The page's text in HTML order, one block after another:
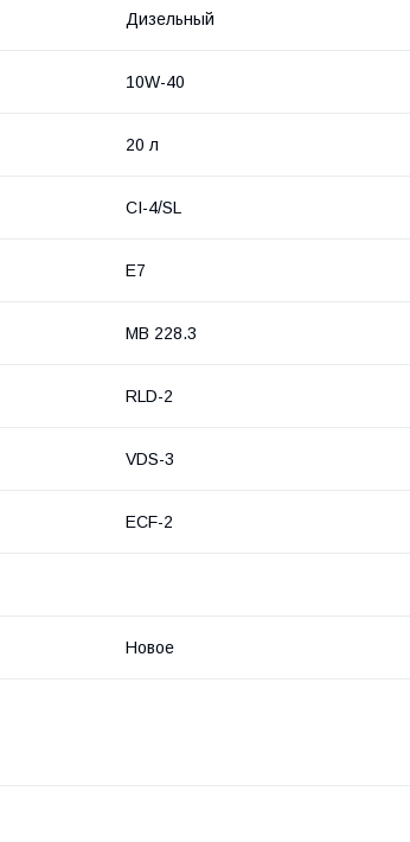
Дизельный
10W-40
20 л
CI-4/SL
E7
MB 228.3
RLD-2
VDS-3
ECF-2
Новое